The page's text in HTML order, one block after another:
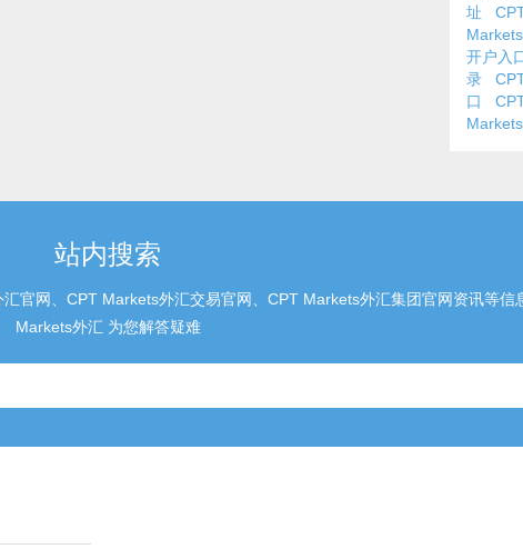
址
开户入
录
口
站内搜索
官网、CPT Markets外汇交易官网、CPT Markets外汇集团官网资讯等信
Markets外汇 为您解答疑难